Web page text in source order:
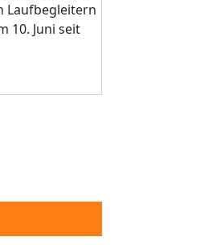
Laufbegleitern
10. Juni seit